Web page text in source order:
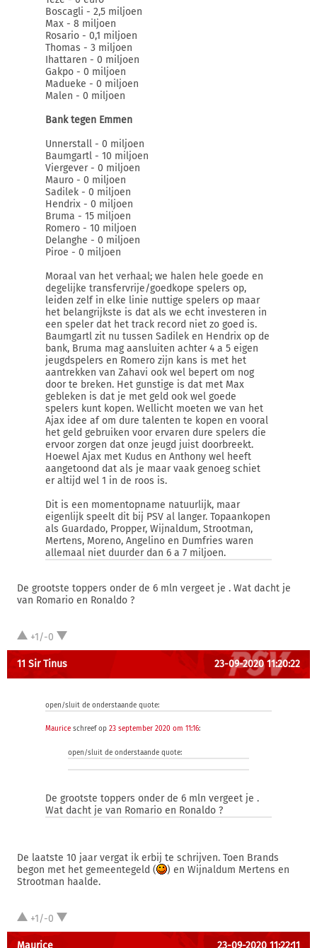
Boscagli - 2,5 miljoen
Max - 8 miljoen
Rosario - 0,1 miljoen
Thomas - 3 miljoen
Ihattaren - 0 miljoen
Gakpo - 0 miljoen
Madueke - 0 miljoen
Malen - 0 miljoen
Bank tegen Emmen
Unnerstall - 0 miljoen
Baumgartl - 10 miljoen
Viergever - 0 miljoen
Mauro - 0 miljoen
Sadilek - 0 miljoen
Hendrix - 0 miljoen
Bruma - 15 miljoen
Romero - 10 miljoen
Delanghe - 0 miljoen
Piroe - 0 miljoen
Moraal van het verhaal; we halen hele goede en
degelijke transfervrije/goedkope spelers op,
leiden zelf in elke linie nuttige spelers op maar
het belangrijkste is dat als we echt investeren in
een speler dat het track record niet zo goed is.
Baumgartl zit nu tussen Sadilek en Hendrix op de
bank, Bruma mag aansluiten achter 4 a 5 eigen
jeugdspelers en Romero zijn kans is met het
aantrekken van Zahavi ook wel bepert om nog
door te breken. Het gunstige is dat met Max
gebleken is dat je met geld ook wel goede
spelers kunt kopen. Wellicht moeten we van het
Ajax idee af om dure talenten te kopen en vooral
het geld gebruiken voor ervaren dure spelers die
ervoor zorgen dat onze jeugd juist doorbreekt.
Hoewel Ajax met Kudus en Anthony wel heeft
aangetoond dat als je maar vaak genoeg schiet
er altijd wel 1 in de roos is.
Dit is een momentopname natuurlijk, maar
eigenlijk speelt dit bij PSV al langer. Topaankopen
als Guardado, Propper, Wijnaldum, Strootman,
Mertens, Moreno, Angelino en Dumfries waren
allemaal niet duurder dan 6 a 7 miljoen.
De grootste toppers onder de 6 mln vergeet je . Wat dacht je
van Romario en Ronaldo ?
+1/-0
11 Sir Tinus 23-09-2020 11:20:22
open/sluit de onderstaande quote:
Maurice schreef op 23 september 2020 om 11:16:
open/sluit de onderstaande quote:
De grootste toppers onder de 6 mln vergeet je .
Wat dacht je van Romario en Ronaldo ?
De laatste 10 jaar vergat ik erbij te schrijven. Toen Brands
begon met het gemeentegeld (
) en Wijnaldum Mertens en
Strootman haalde.
+1/-0
Maurice 23-09-2020 11:22:11